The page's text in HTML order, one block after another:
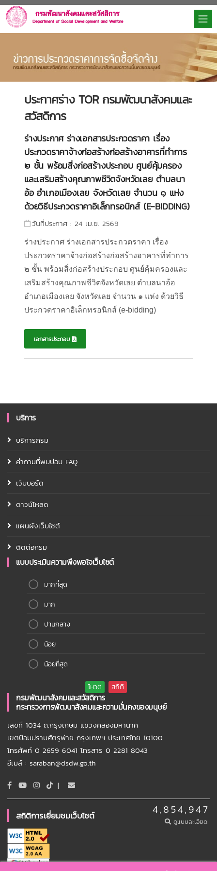
ประกาศร่าง TOR กรมพัฒนาสังคมและ
สวัสดิการ
ร่างประกาศ ร่างเอกสารประกวดราคา เรื่อง
ประกวดราคาจ้างก่อสร้างก่อสร้างอาคารที่ทำการ
๒ ชั้น พร้อมสิ่งก่อสร้างประกอบ ศูนย์คุ้มครอง
และเสริมสร้างคุณภาพชีวิตจังหวัดเลย ตำบลนา
อ้อ อำเภอเมืองเลย จังหวัดเลย จำนวน ๑ แห่ง
ด้วยวิธีประกวดราคาอิเล็กทรอนิกส์ (E-BIDDING)
วันที่ประกาศ : 24 เม.ย. 2569
ร่างประกาศ ร่างเอกสารประกวดราคา เรื่อง
ประกวดราคาจ้างก่อสร้างก่อสร้างอาคารที่ทำการ
๒ ชั้น พร้อมสิ่งก่อสร้างประกอบ ศูนย์คุ้มครองและ
เสริมสร้างคุณภาพชีวิตจังหวัดเลย ตำบลนาอ้อ
อำเภอเมืองเลย จังหวัดเลย จำนวน ๑ แห่ง ด้วยวิธี
ประกวดราคาอิเล็กทรอนิกส์ (e-bidding)
เอกสารประกอบ
บริการ
บริการกรม
คำถามที่พบบ่อบ FAQ
เว็บบอร์ด
ดาวน์โหลด
แผนผังเว็บไซต์
ติดต่อกรม
แบบประเมินความพึงพอใจเว็บไซต์
มากที่สุด
มาก
ปานกลาง
น้อย
น้อยที่สุด
กรมพัฒนาสังคมและสวัสดิการ
กระทรวงการพัฒนาสังคมและความมั่นคงของมนุษย์
เลขที่ 1034 ถ.กรุงเกษม แขวงคลองมหานาค
เขตป้อมปราบศัตรูพ่าย กรุงเทพฯ ประเทศไทย 10100
โทรศัพท์ 0 2659 6041 โทรสาร 0 2281 8043
อีเมล์ : saraban@dsdw.go.th
|
สถิติการเยี่ยมชมเว็บไซต์ 4,854,947
ดูแบบละเอียด